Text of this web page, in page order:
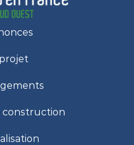
construction